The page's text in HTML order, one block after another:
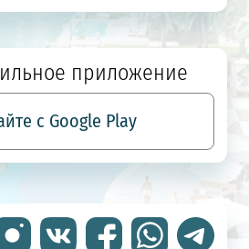
приложение
с Google Play